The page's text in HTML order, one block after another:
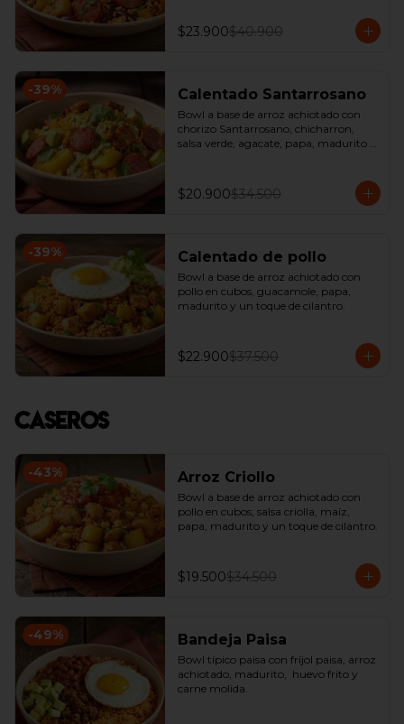
$23.900$40.900
-39% Calentado Santarrosano
Bowl a base de arroz achiotado con
chorizo Santarrosano, chicharron,
salsa verde, agacate, papa, madurito y
$20.900$34.500
-39% Calentado de pollo
Bowl a base de arroz achiotado con
pollo en cubos, guacamole, papa,
madurito y un toque de cilantro.
$22.900$37.500
Caseros
-43% Arroz Criollo
Bowl a base de arroz achiotado con
pollo en cubos, salsa criolla, maíz,
papa, madurito y un toque de cilantro.
$19.500$34.500
-49% Bandeja Paisa
Bowl típico paisa con fríjol paisa, arroz
achiotado, madurito,  huevo frito y
carne molida.